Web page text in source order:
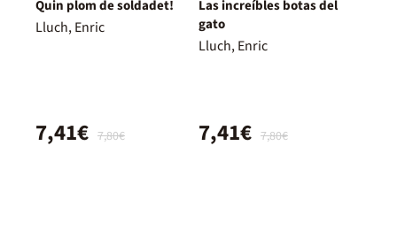
Quin plom de soldadet!
Lluch, Enric
7,80€
7,41€
Las increíbles botas del
gato
Lluch, Enric
7,80€
7,41€